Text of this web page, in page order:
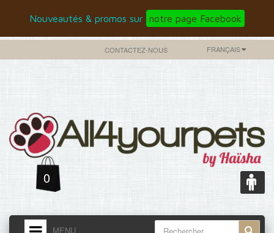
Nouveautés & promos sur notre page Facebook
FRANÇAIS
CONTACTEZ-NOUS
0
MENU